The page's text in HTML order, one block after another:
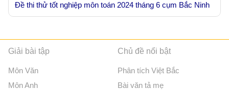
Đề thi thử tốt nghiệp môn toán 2024 tháng 6 cụm Bắc Ninh
Giải bài tập
Môn Văn
Môn Anh
Chủ đề nổi bật
Phân tích Việt Bắc
Bài văn tả mẹ